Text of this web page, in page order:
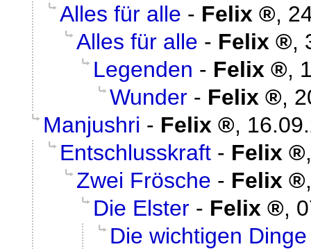
Alles für alle - Felix ,
Alles für alle - Felix ,
Legenden - Felix ,
Wunder - Felix ,
Manjushri - Felix ,
Entschlusskraft - Felix
Zwei Frösche - Felix
Die Elster - Felix ,
Die wichtigen Dinge